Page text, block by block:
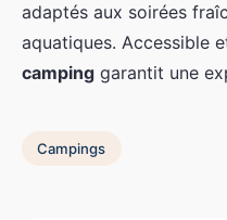
adaptés aux soirées
aquatiques. Accessible
camping garantit une
Campings